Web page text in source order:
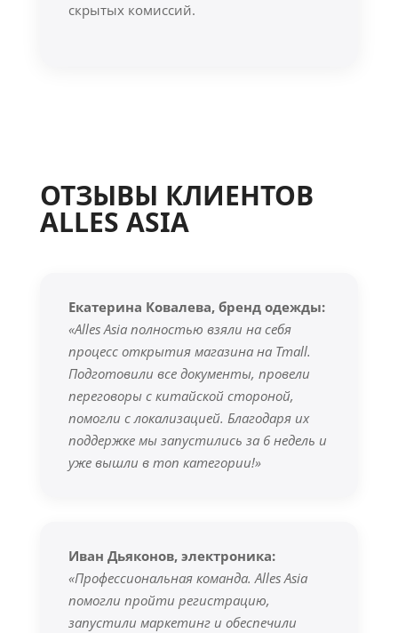
скрытых комиссий.
ОТЗЫВЫ КЛИЕНТОВ
ALLES ASIA
Екатерина Ковалева, бренд одежды:
«Alles Asia полностью взяли на себя
процесс открытия магазина на Tmall.
Подготовили все документы, провели
переговоры с китайской стороной,
помогли с локализацией. Благодаря их
поддержке мы запустились за 6 недель и
уже вышли в топ категории!»
Иван Дьяконов, электроника:
«Профессиональная команда. Alles Asia
помогли пройти регистрацию,
запустили маркетинг и обеспечили